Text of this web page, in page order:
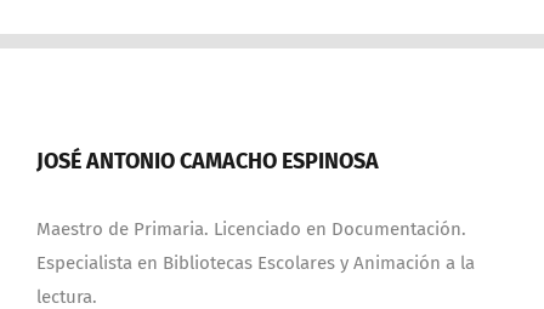
JOSÉ ANTONIO CAMACHO ESPINOSA
Maestro de Primaria. Licenciado en Documentación.
Especialista en Bibliotecas Escolares y Animación a la
lectura.